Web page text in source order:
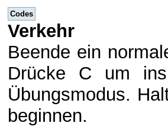
Codes
Verkehr
Beende ein
Drücke C um
Übungsmodus.
beginnen.